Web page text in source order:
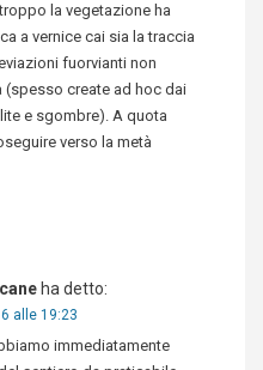
la vegetazione ha
a vernice cai sia la traccia
fuorvianti non
(spesso create ad hoc dai
e sgombre). A quota
verso la metà
ha detto:
alle 19:23
immediatamente